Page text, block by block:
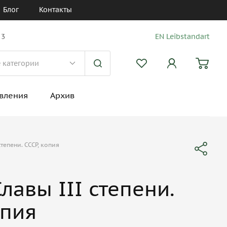
Блог Контакты
EN Leibstandart
Архив
СССР, копия
III степени.